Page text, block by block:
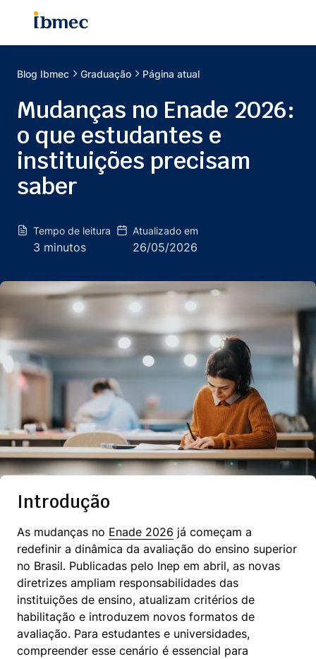
Blog Ibmec Graduação Página atual
Mudanças no Enade 2026:
o que estudantes e
instituições precisam
saber
Tempo de leitura
3 minutos
Atualizado em
26/05/2026
Introdução
As mudanças no Enade 2026 já começam a
redefinir a dinâmica da avaliação do ensino superior
no Brasil. Publicadas pelo Inep em abril, as novas
diretrizes ampliam responsabilidades das
instituições de ensino, atualizam critérios de
habilitação e introduzem novos formatos de
avaliação. Para estudantes e universidades,
compreender esse cenário é essencial para